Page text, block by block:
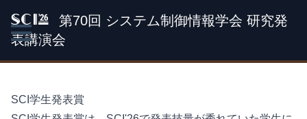
SCI '26
第70回 システム制御情報学会 研究発
表講演会
SCI学生発表賞